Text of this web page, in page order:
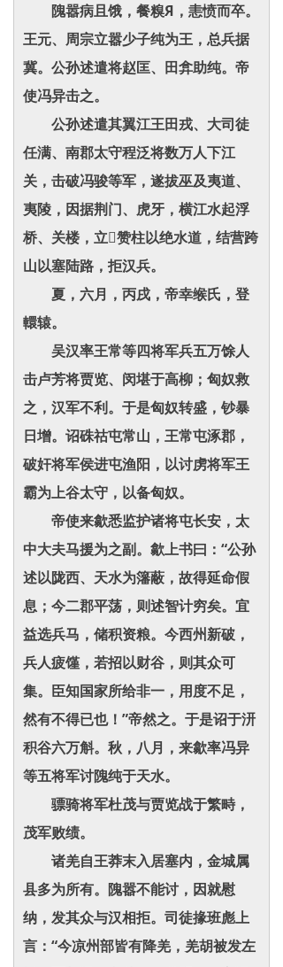
隗嚣病且饿，餐糗Я，恚愤而卒。
王元、周宗立嚣少子纯为王，总兵据
冀。公孙述遣将赵匡、田弇助纯。帝
使冯异击之。
公孙述遣其翼江王田戎、大司徒
任满、南郡太守程泛将数万人下江
关，击破冯骏等军，遂拔巫及夷道、
夷陵，因据荆门、虎牙，横江水起浮
桥、关楼，立赞柱以绝水道，结营跨
山以塞陆路，拒汉兵。
夏，六月，丙戌，帝幸缑氏，登
轘辕。
吴汉率王常等四将军兵五万馀人
击卢芳将贾览、闵堪于高柳；匈奴救
之，汉军不利。于是匈奴转盛，钞暴
日增。诏硃祜屯常山，王常屯涿郡，
破奸将军侯进屯渔阳，以讨虏将军王
霸为上谷太守，以备匈奴。
帝使来歙悉监护诸将屯长安，太
中大夫马援为之副。歙上书曰：“公孙
述以陇西、天水为籓蔽，故得延命假
息；今二郡平荡，则述智计穷矣。宜
益选兵马，储积资粮。今西州新破，
兵人疲馑，若招以财谷，则其众可
集。臣知国家所给非一，用度不足，
然有不得已也！”帝然之。于是诏于汧
积谷六万斛。秋，八月，来歙率冯异
等五将军讨隗纯于天水。
骠骑将军杜茂与贾览战于繁畤，
茂军败绩。
诸羌自王莽末入居塞内，金城属
县多为所有。隗嚣不能讨，因就慰
纳，发其众与汉相拒。司徒掾班彪上
言：“今凉州部皆有降羌，羌胡被发左